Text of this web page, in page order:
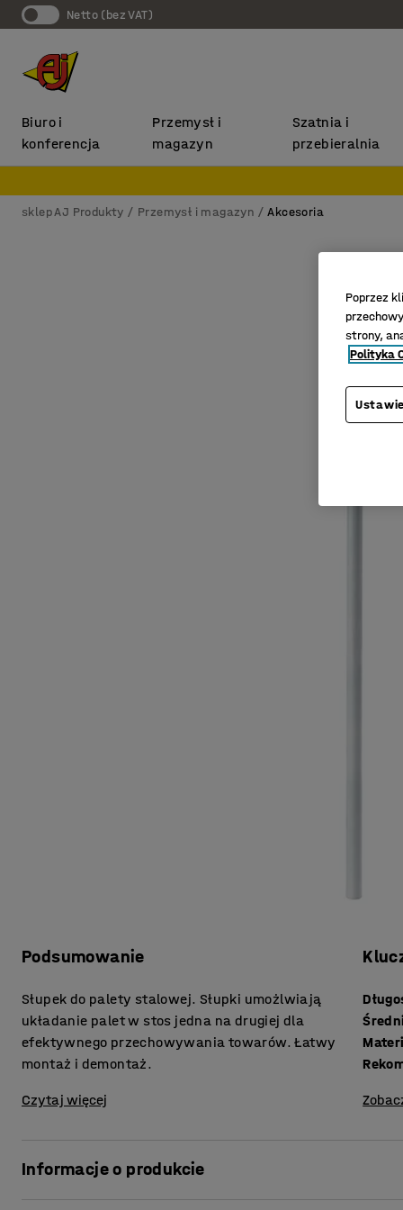
Netto (bez VAT)
Biuro i
konferencja
Przemysł i
magazyn
Szatnia i
przebieralnia
sklep AJ Produkty Przemysł i magazyn Akcesoria
Podsumowanie
Słupek do palety stalowej. Słupki umożlwiają
układanie palet w stos jedna na drugiej dla
efektywnego przechowywania towarów. Łatwy
montaż i demontaż.
Czytaj więcej
Informacje o produkcie
Poprzez
strony,
Polityka